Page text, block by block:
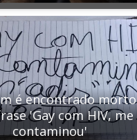
é encontrado morto
'Gay com HIV, me
contaminou'